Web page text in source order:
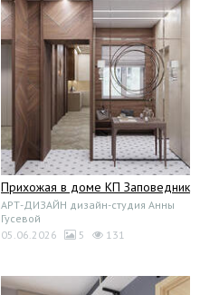
Прихожая в доме КП Заповедник
АРТ-ДИЗАЙН дизайн-студия Анны
Гусевой
05.06.2026
5 131